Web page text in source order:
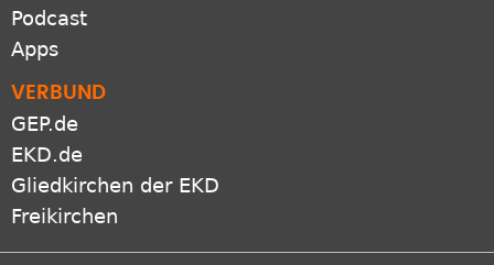
Podcast
Apps
VERBUND
GEP.de
EKD.de
Gliedkirchen der EKD
Freikirchen